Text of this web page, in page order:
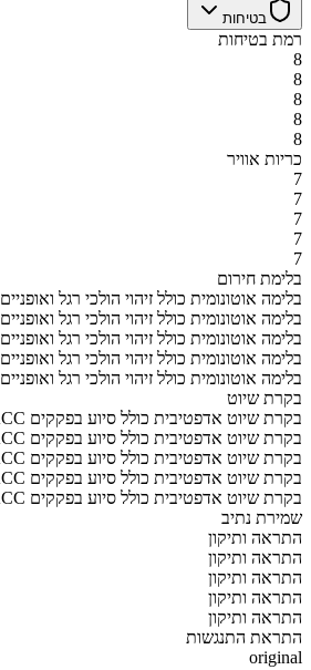
בטיחות
רמת בטיחות
8
8
8
8
8
כריות אוויר
7
7
7
7
7
בלימת חירום
AEB בלימה אוטונומית כולל זיהוי הולכי רגל ואופניים
AEB בלימה אוטונומית כולל זיהוי הולכי רגל ואופניים
AEB בלימה אוטונומית כולל זיהוי הולכי רגל ואופניים
AEB בלימה אוטונומית כולל זיהוי הולכי רגל ואופניים
AEB בלימה אוטונומית כולל זיהוי הולכי רגל ואופניים
בקרת שיוט
ACC בקרת שיוט אדפטיבית כולל סיוע בפקקים
ACC בקרת שיוט אדפטיבית כולל סיוע בפקקים
ACC בקרת שיוט אדפטיבית כולל סיוע בפקקים
ACC בקרת שיוט אדפטיבית כולל סיוע בפקקים
ACC בקרת שיוט אדפטיבית כולל סיוע בפקקים
שמירת נתיב
התראה ותיקון
התראה ותיקון
התראה ותיקון
התראה ותיקון
התראה ותיקון
התראת התנגשות
original